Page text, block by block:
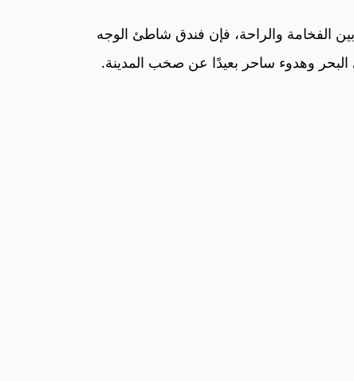
الفخامة والراحة، فإن فندق شاطئ الوجه
البحر وهدوء ساحر بعيدًا عن صخب المدينة.